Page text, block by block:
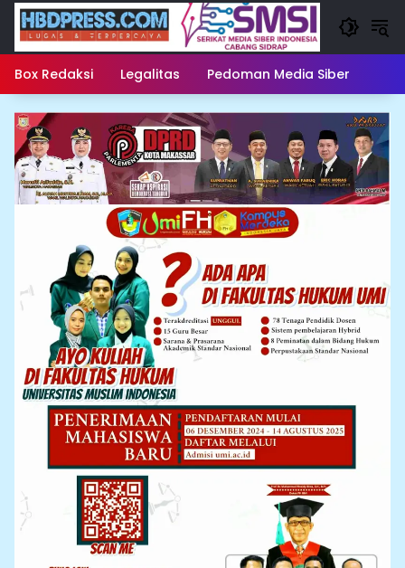
Langsung
konten
Box Redaksi Legalitas Pedoman Media Siber